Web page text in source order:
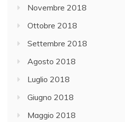
Novembre 2018
Ottobre 2018
Settembre 2018
Agosto 2018
Luglio 2018
Giugno 2018
Maggio 2018